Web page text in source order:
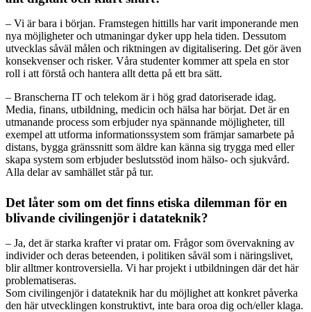
– Vi är bara i början. Framstegen hittills har varit imponerande men
nya möjligheter och utmaningar dyker upp hela tiden. Dessutom
utvecklas såväl målen och riktningen av digitalisering. Det gör även
konsekvenser och risker. Våra studenter kommer att spela en stor
roll i att förstå och hantera allt detta på ett bra sätt.
– Branscherna IT och telekom är i hög grad datoriserade idag.
Media, finans, utbildning, medicin och hälsa har börjat. Det är en
utmanande process som erbjuder nya spännande möjligheter, till
exempel att utforma informationssystem som främjar samarbete på
distans, bygga gränssnitt som äldre kan känna sig trygga med eller
skapa system som erbjuder beslutsstöd inom hälso- och sjukvård.
Alla delar av samhället står på tur.
Det låter som om det finns etiska dilemman för en
blivande civilingenjör i datateknik?
– Ja, det är starka krafter vi pratar om. Frågor som övervakning av
individer och deras beteenden, i politiken såväl som i näringslivet,
blir alltmer kontroversiella. Vi har projekt i utbildningen där det här
problematiseras.
Som civilingenjör i datateknik har du möjlighet att konkret påverka
den här utvecklingen konstruktivt, inte bara oroa dig och/eller klaga.